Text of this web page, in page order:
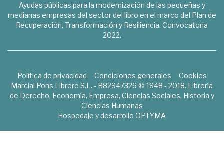
Ayudas públicas para la modernización de las pequeñas y
medianas empresas del sector del libro en el marco del Plan de
Recuperación, Transformación y Resiliencia. Convocatoria
2022.
Política de privacidad Condiciones generales
Cookies
Marcial Pons Librero S.L. - B82947326 © 1948 - 2018. Librería
de Derecho, Economía, Empresa, Ciencias Sociales, Historia y
Ciencias Humanas
Hospedaje y desarrollo OPTYMA